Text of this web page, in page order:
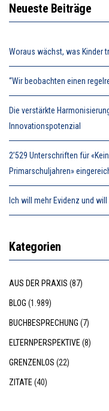
Neueste Beiträge
Woraus wächst, was Kinder
“Wir beobachten einen
Die verstärkte
Innovationspotenzial
2’529 Unterschriften für
Primarschuljahren»
Ich will mehr Evidenz und
Kategorien
AUS DER PRAXIS (87)
BLOG (1.989)
BUCHBESPRECHUNG (7)
ELTERNPERSPEKTIVE (8)
GRENZENLOS (22)
ZITATE (40)